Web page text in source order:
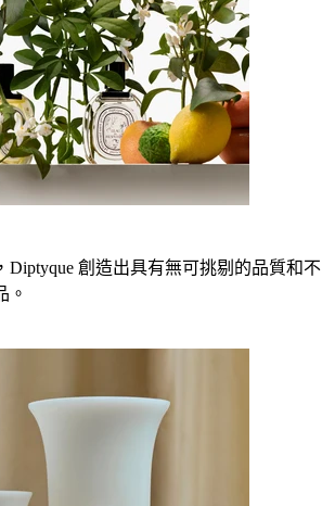
Diptyque 創造出具有無可挑剔的品質和不
。